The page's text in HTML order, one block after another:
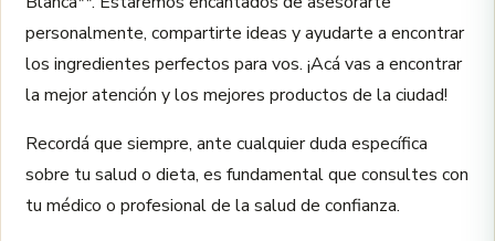
personalmente, compartirte ideas y ayudarte a encontrar
los ingredientes perfectos para vos. ¡Acá vas a encontrar
la mejor atención y los mejores productos de la ciudad!
Recordá que siempre, ante cualquier duda específica
sobre tu salud o dieta, es fundamental que consultes con
tu médico o profesional de la salud de confianza.